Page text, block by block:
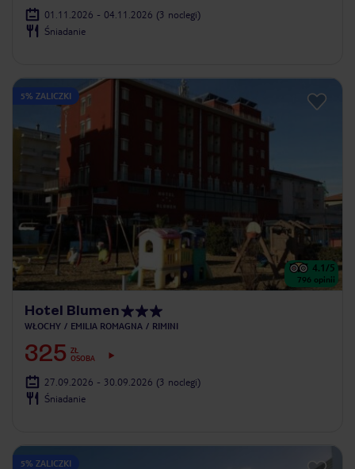
01.11.2026 - 04.11.2026 (3 noclegi)
Śniadanie
5% ZALICZKI
4.1/5
796 opinii
Hotel Blumen
WŁOCHY EMILIA ROMAGNA RIMINI
325 ZŁ
OSOBA
27.09.2026 - 30.09.2026 (3 noclegi)
Śniadanie
5% ZALICZKI